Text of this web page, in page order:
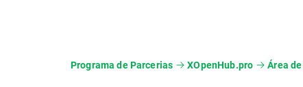
Programa de Parcerias XOpenHub.pro Área